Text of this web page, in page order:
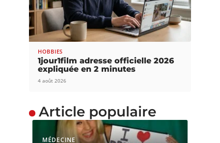
HOBBIES
1jour1film adresse officielle 2026
expliquée en 2 minutes
4 août 2026
Article populaire
MÉDECINE